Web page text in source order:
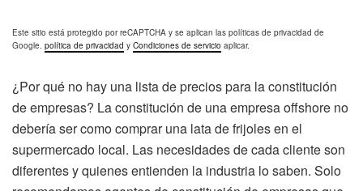
Este sitio está protegido por reCAPTCHA y se aplican las políticas de privacidad de
Google. política de privacidad y Condiciones de servicio aplicar.
¿Por qué no hay una lista de precios para la constitución
de empresas? La constitución de una empresa offshore no
debería ser como comprar una lata de frijoles en el
supermercado local. Las necesidades de cada cliente son
diferentes y quienes entienden la industria lo saben. Solo